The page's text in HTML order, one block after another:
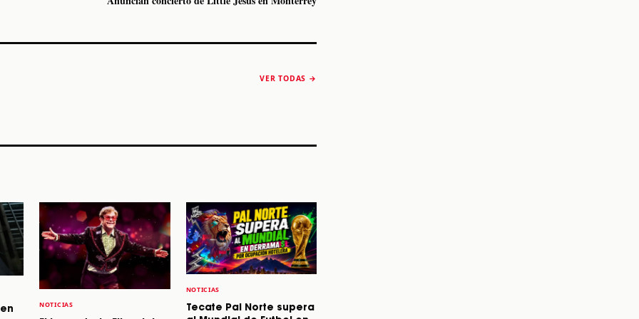
VER TODAS →
NOTICIAS
NOTICIAS
Tecate Pal Norte supera